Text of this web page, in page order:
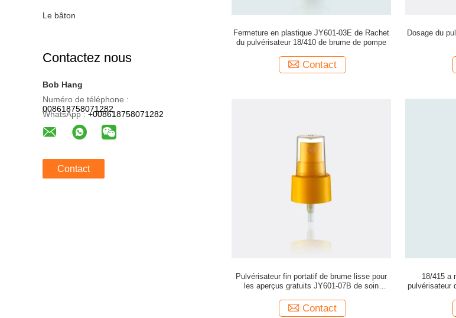
Le bâton
Contactez nous
Bob Hang
Numéro de téléphone :
008618758071282
WhatsApp :+008618758071282
Contact
Fermeture en plastique JY601-03E de Rachet
du pulvérisateur 18/410 de brume de pompe
Contact
Dosage du
Pulvérisateur fin portatif de brume lisse pour
les aperçus gratuits JY601-07B de soin
Contact
18/415 a
pulvérisateur